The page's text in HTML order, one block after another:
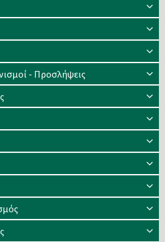
- Προσλήψεις